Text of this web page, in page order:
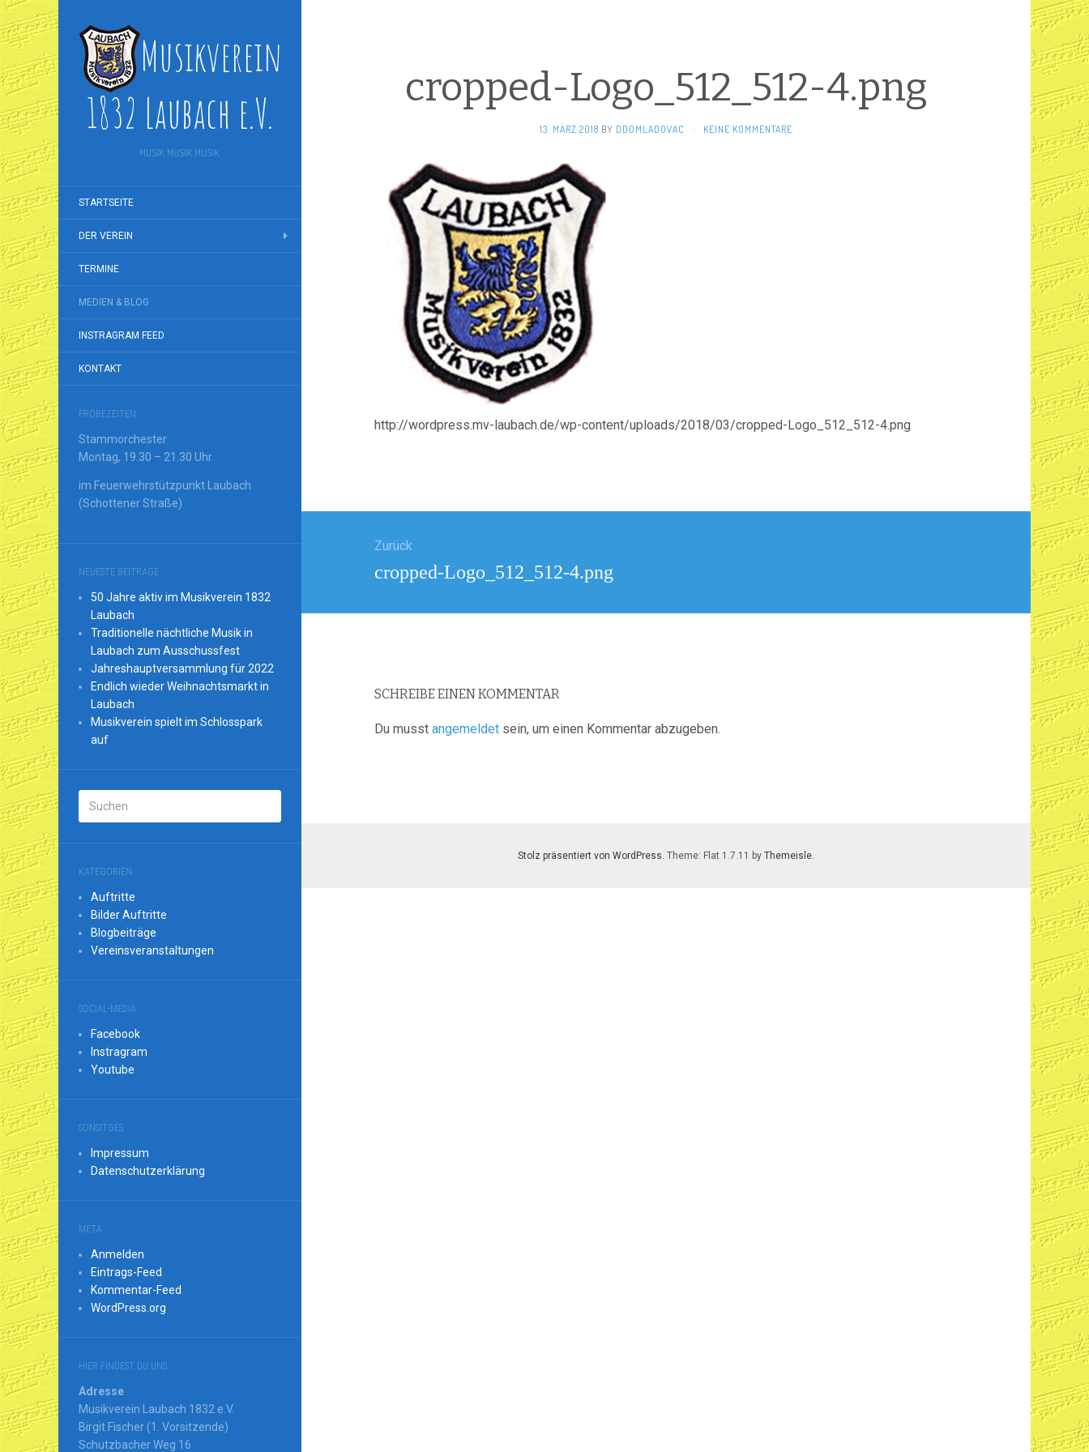
Musikverein
1832 Laubach e.V.
MUSIK. MUSIK. MUSIK.
STARTSEITE
DER VEREIN
TERMINE
MEDIEN & BLOG
INSTRAGRAM FEED
KONTAKT
PROBEZEITEN
Stammorchester:
Montag, 19.30 – 21.30 Uhr
im Feuerwehrstützpunkt Laubach
(Schottener Straße)
NEUESTE BEITRÄGE
50 Jahre aktiv im Musikverein 1832
Laubach
Traditionelle nächtliche Musik in
Laubach zum Ausschussfest
Jahreshauptversammlung für 2022
Endlich wieder Weihnachtsmarkt in
Laubach
Musikverein spielt im Schlosspark
auf
KATEGORIEN
Auftritte
Bilder Auftritte
Blogbeiträge
Vereinsveranstaltungen
SOCIAL-MEDIA
Facebook
Instragram
Youtube
SONSITGES
Impressum
Datenschutzerklärung
META
Anmelden
Eintrags-Feed
Kommentar-Feed
WordPress.org
HIER FINDEST DU UNS
Adresse
Musikverein Laubach 1832 e.V.
Birgit Fischer (1. Vorsitzende)
Schutzbacher Weg 16
cropped-Logo_512_512-4.png
13. MÄRZ 2018 BY DDOMLADOVAC · KEINE KOMMENTARE
http://wordpress.mv-laubach.de/wp-content/uploads/2018/03/cropped-Logo_512_512-4.png
Zurück
Vorheriger
Beitrag:
cropped-Logo_512_512-4.png
SCHREIBE EINEN KOMMENTAR
Du musst angemeldet sein, um einen Kommentar abzugeben.
Stolz präsentiert von WordPress. Theme: Flat 1.7.11 by Themeisle.